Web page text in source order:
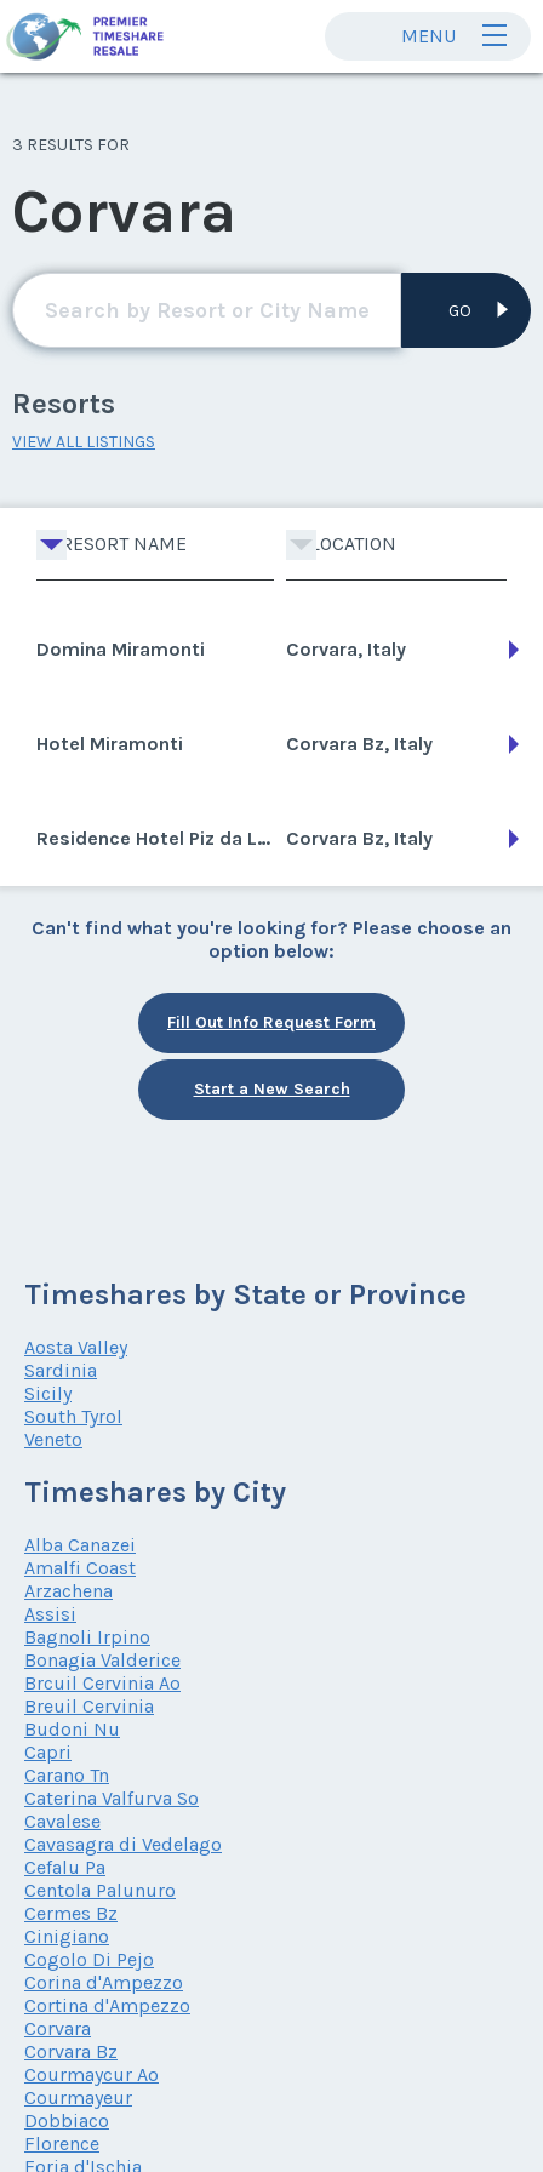
MENU
3 RESULTS FOR
Corvara
GO
Resorts
VIEW ALL LISTINGS
RESORT NAME LOCATION
Domina Miramonti Corvara, Italy
Hotel Miramonti Corvara Bz, Italy
Residence Hotel Piz da Lec Corvara Bz, Italy
Can't find what you're looking for? Please choose an
option below:
Fill Out Info Request Form
Start a New Search
Timeshares by State or Province
Aosta Valley
Sardinia
Sicily
South Tyrol
Veneto
Timeshares by City
Alba Canazei
Amalfi Coast
Arzachena
Assisi
Bagnoli Irpino
Bonagia Valderice
Brcuil Cervinia Ao
Breuil Cervinia
Budoni Nu
Capri
Carano Tn
Caterina Valfurva So
Cavalese
Cavasagra di Vedelago
Cefalu Pa
Centola Palunuro
Cermes Bz
Cinigiano
Cogolo Di Pejo
Corina d'Ampezzo
Cortina d'Ampezzo
Corvara
Corvara Bz
Courmaycur Ao
Courmayeur
Dobbiaco
Florence
Foria d'Ischia